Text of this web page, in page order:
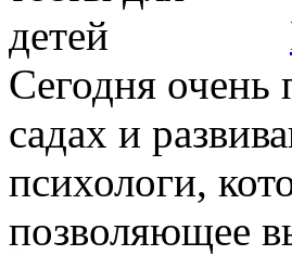
Сегодня очень
садах и
психологи,
позволяющее